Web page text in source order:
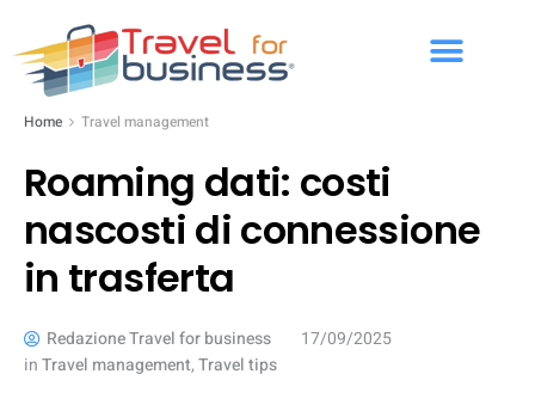
Home Travel management
Roaming dati: costi
nascosti di connessione
in trasferta
Redazione Travel for business
17/09/2025
inTravel management,Travel tips